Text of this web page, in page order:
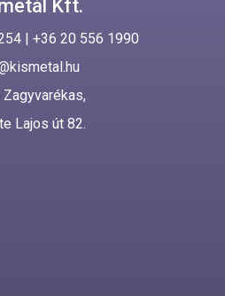
Kft.
| +36 20 556 1990
Lajos út 82.